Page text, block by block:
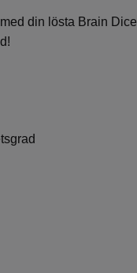
din lösta Brain